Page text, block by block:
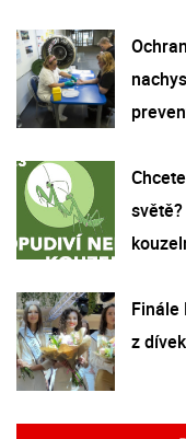
Finále
z